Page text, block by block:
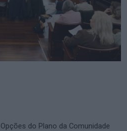
do Plano da Comunidade